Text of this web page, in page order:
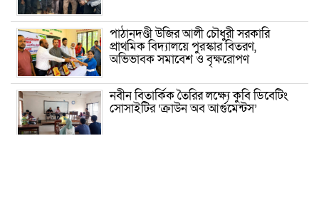
পাঠানদণ্ডী উজির আলী চৌধুরী সরকারি
প্রাথমিক বিদ্যালয়ে পুরস্কার বিতরণ,
অভিভাবক সমাবেশ ও বৃক্ষরোপণ
নবীন বিতার্কিক তৈরির লক্ষ্যে কুবি ডিবেটিং
সোসাইটির ‘ক্রাউন অব আর্গুমেন্টস’